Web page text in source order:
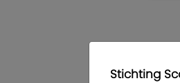
Stichting